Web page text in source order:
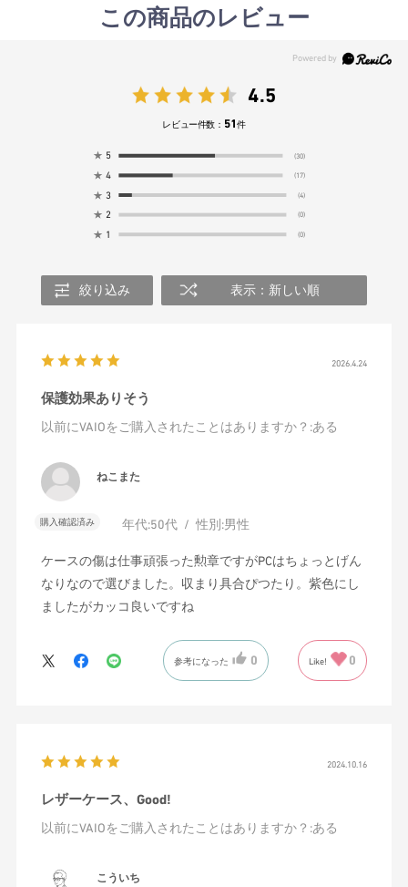
この商品のレビュー
4.5
レビュー件数： 51件
★ 5 (30)
★ 4 (17)
★ 3 (4)
★ 2 (0)
★ 1 (0)
絞り込み 表示：新しい順
2026.4.24
保護効果ありそう
以前にVAIOをご購入されたことはありますか？ :ある
ねこまた
購入確認済み 年代:50代 性別:男性
ケースの傷は仕事頑張った勲章ですがPCはちょっとげん
なりなので選びました。収まり具合ぴつたり。紫色にし
ましたがカッコ良いですね
参考になった 0 Like! 0
2024.10.16
レザーケース、Good!
以前にVAIOをご購入されたことはありますか？ :ある
こういち